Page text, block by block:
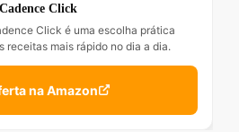
Click
Click é uma escolha prática
receitas mais rápido no dia a dia.
na Amazon